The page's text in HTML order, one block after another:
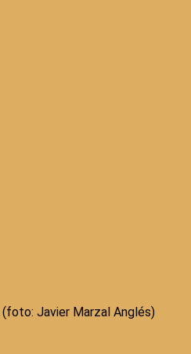
Javier Marzal Anglés)